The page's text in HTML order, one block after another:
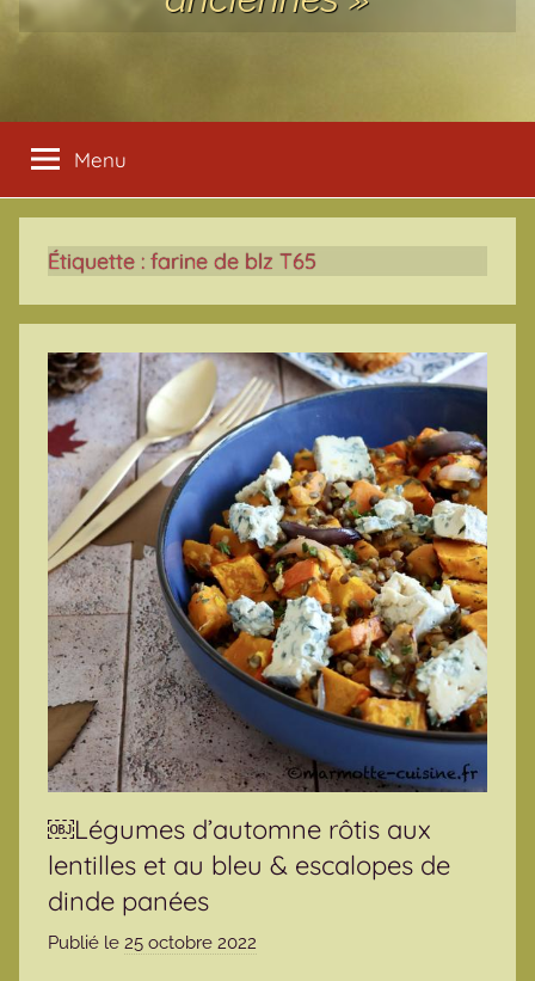
Menu
Étiquette : farine de blz T65
￼Légumes d’automne rôtis aux
lentilles et au bleu & escalopes de
dinde panées
Publié le 25 octobre 2022